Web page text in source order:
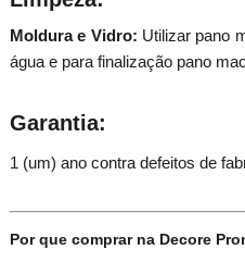
Moldura e Vidro: Utilizar pano
gua e para finalização pano
Garantia:
1 (um) ano contra defeitos de
Por que comprar na Decore